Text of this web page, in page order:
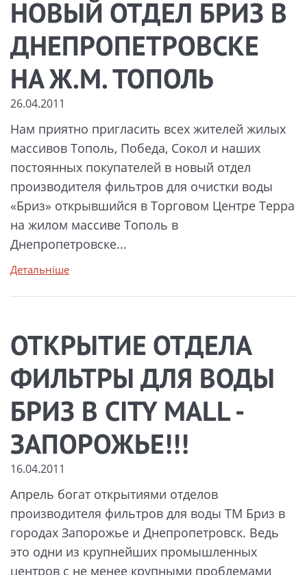
НОВЫЙ ОТДЕЛ БРИЗ В
ДНЕПРОПЕТРОВСКЕ
НА Ж.М. ТОПОЛЬ
26.04.2011
Нам приятно пригласить всех жителей жилых
массивов Тополь, Победа, Сокол и наших
постоянных покупателей в новый отдел
производителя фильтров для очистки воды
«Бриз» открывшийся в Торговом Центре Терра
на жилом массиве Тополь в
Днепропетровске...
Детальніше
ОТКРЫТИЕ ОТДЕЛА
ФИЛЬТРЫ ДЛЯ ВОДЫ
БРИЗ В CITY MALL -
ЗАПОРОЖЬЕ!!!
16.04.2011
Апрель богат открытиями отделов
производителя фильтров для воды ТМ Бриз в
городах Запорожье и Днепропетровск. Ведь
это одни из крупнейших промышленных
центров с не менее крупными проблемами